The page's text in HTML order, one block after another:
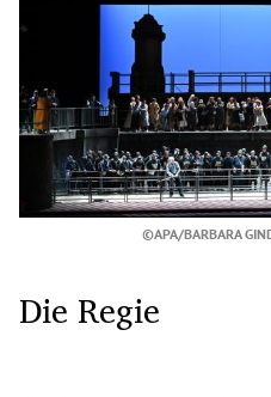
©APA/BARBARA
Die Regie